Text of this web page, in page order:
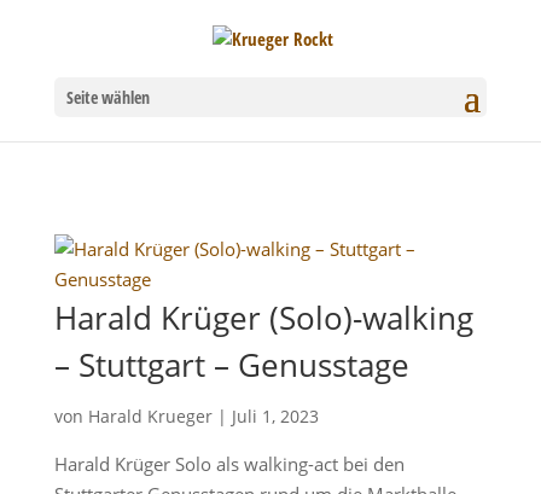
Seite wählen
Harald Krüger (Solo)-walking
– Stuttgart – Genusstage
von Harald Krueger| Juli 1, 2023
Harald Krüger Solo als walking-act bei den